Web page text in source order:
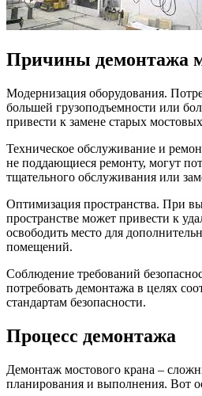
Причины демонтажа
Модернизация оборудования.
большей грузоподъемности или
привести к замене старых
Техническое обслуживание и
не поддающиеся ремонту, могут
тщательного обслуживания или
Оптимизация пространства. При
пространстве может привести к
освободить место для
помещений.
Соблюдение требований
потребовать демонтажа в целях
стандартам безопасности.
Процесс демонтажа
Демонтаж мостового крана –
планирования и выполнения. Вот